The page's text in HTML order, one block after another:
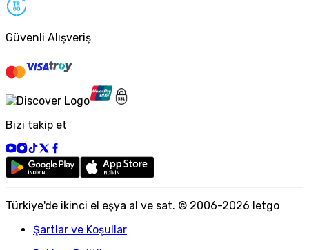
Güvenli Alışveriş
Bizi takip et
Türkiye'de ikinci el eşya al ve sat. © 2006-2026 letgo
Şartlar ve Koşullar